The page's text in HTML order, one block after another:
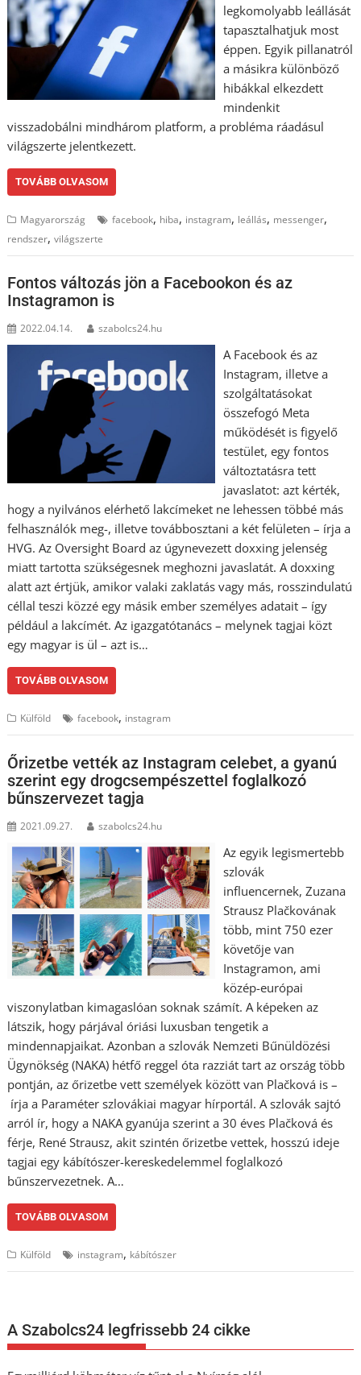
legkomolyabb leállását
tapasztalhatjuk most
éppen. Egyik pillanatról
a másikra különböző
hibákkal elkezdett
mindenkit
visszadobálni mindhárom platform, a probléma ráadásul
világszerte jelentkezett.
TOVÁBB OLVASOM
Magyarország facebook, hiba, instagram, leállás, messenger,
rendszer,világszerte
Fontos változás jön a Facebookon és az
Instagramon is
2022.04.14. szabolcs24.hu
A Facebook és az
Instagram, illetve a
szolgáltatásokat
összefogó Meta
működését is figyelő
testület, egy fontos
változtatásra tett
javaslatot: azt kérték,
hogy a nyilvános elérhető lakcímeket ne lehessen többé más
felhasználók meg-, illetve továbbosztani a két felületen – írja a
HVG. Az Oversight Board az úgynevezett doxxing jelenség
miatt tartotta szükségesnek meghozni javaslatát. A doxxing
alatt azt értjük, amikor valaki zaklatás vagy más, rosszindulatú
céllal teszi közzé egy másik ember személyes adatait – így
például a lakcímét. Az igazgatótanács – melynek tagjai közt
egy magyar is ül – azt is…
TOVÁBB OLVASOM
Külföld facebook, instagram
Őrizetbe vették az Instagram celebet, a gyanú
szerint egy drogcsempészettel foglalkozó
bűnszervezet tagja
2021.09.27. szabolcs24.hu
Az egyik legismertebb
szlovák
influencernek, Zuzana
Strausz Plačkovának
több, mint 750 ezer
követője van
Instagramon, ami
közép-európai
viszonylatban kimagaslóan soknak számít. A képeken az
látszik, hogy párjával óriási luxusban tengetik a
mindennapjaikat. Azonban a szlovák Nemzeti Bűnüldözési
Ügynökség (NAKA) hétfő reggel óta razziát tart az ország több
pontján, az őrizetbe vett személyek között van Plačková is –
írja a Paraméter szlovákiai magyar hírportál. A szlovák sajtó
arról ír, hogy a NAKA gyanúja szerint a 30 éves Plačková és
férje, René Strausz, akit szintén őrizetbe vettek, hosszú ideje
tagjai egy kábítószer-kereskedelemmel foglalkozó
bűnszervezetnek. A…
TOVÁBB OLVASOM
Külföld instagram, kábítószer
A Szabolcs24 legfrissebb 24 cikke